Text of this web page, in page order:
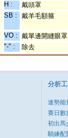
H :
戴頭罩
SB : 戴羊毛額箍
VO : 戴單邊開縫眼罩
"-" : 除去
分析
速勢能
賽日數
初出馬
騎練配